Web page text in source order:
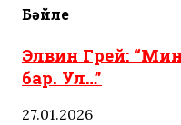
Бәйле
Элвин Грей:
бар. Ул…”
27.01.2026